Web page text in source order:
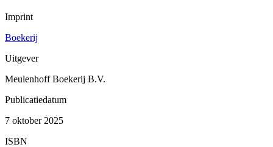
Imprint
Boekerij
Uitgever
Meulenhoff Boekerij B.V.
Publicatiedatum
7 oktober 2025
ISBN